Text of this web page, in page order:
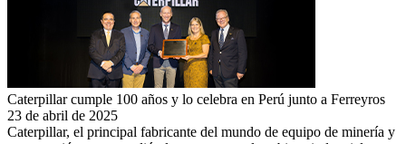
Caterpillar cumple 100 años y lo celebra en Perú junto a Ferreyros
23 de abril de 2025
Caterpillar, el principal fabricante del mundo de equipo de minería y